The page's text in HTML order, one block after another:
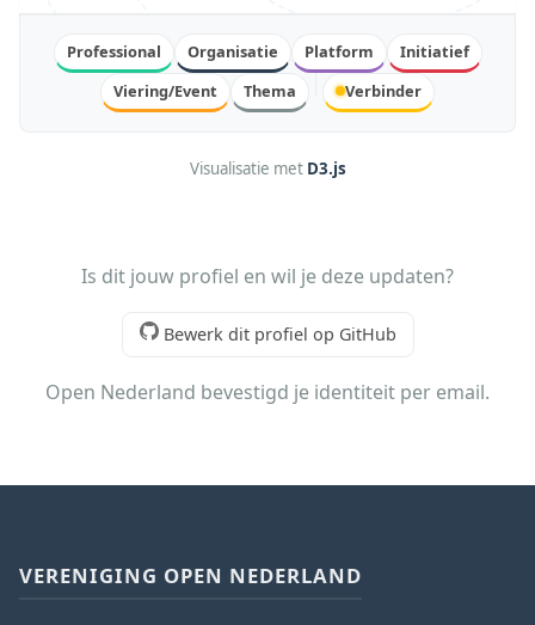
Professional Organisatie Platform
Initiatief
Viering/Event
Thema Verbinder
Visualisatie met D3.js
Is dit jouw profiel en wil je deze updaten?
Bewerk dit profiel op GitHub
Open Nederland bevestigd je identiteit per email.
VERENIGING OPEN NEDERLAND